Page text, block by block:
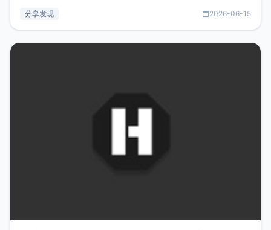
用，让管理更高效。ZMark官网地址：
分享发现 2026-06-15